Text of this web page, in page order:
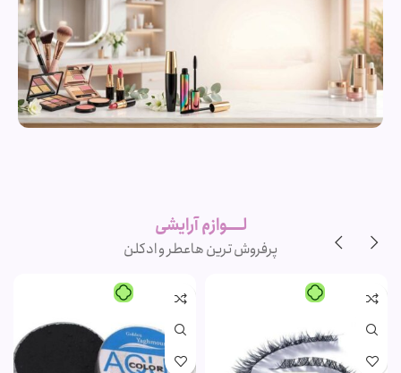
برندلــــوازم آرایشی
پرفروش ترین هاعطر و ادکلن
-1%
-20%